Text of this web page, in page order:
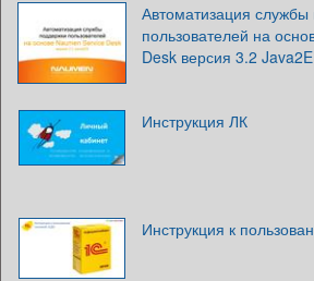
Автоматизация службы
пользователей на
Desk версия 3.2
Инструкция ЛК
Инструкция к